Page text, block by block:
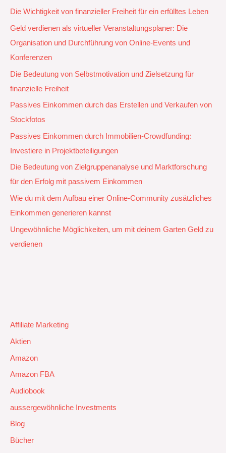
Die Wichtigkeit von finanzieller Freiheit für ein erfülltes Leben
Geld verdienen als virtueller Veranstaltungsplaner: Die
Organisation und Durchführung von Online-Events und
Konferenzen
Die Bedeutung von Selbstmotivation und Zielsetzung für
finanzielle Freiheit
Passives Einkommen durch das Erstellen und Verkaufen von
Stockfotos
Passives Einkommen durch Immobilien-Crowdfunding:
Investiere in Projektbeteiligungen
Die Bedeutung von Zielgruppenanalyse und Marktforschung
für den Erfolg mit passivem Einkommen
Wie du mit dem Aufbau einer Online-Community zusätzliches
Einkommen generieren kannst
Ungewöhnliche Möglichkeiten, um mit deinem Garten Geld zu
verdienen
Affiliate Marketing
Aktien
Amazon
Amazon FBA
Audiobook
aussergewöhnliche Investments
Blog
Bücher